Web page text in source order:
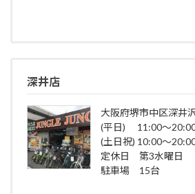
深井店
大阪府堺市中区深井
(平日) 11:00～
(土日祝) 10:00～
定休日 第3水曜日
駐車場 15台